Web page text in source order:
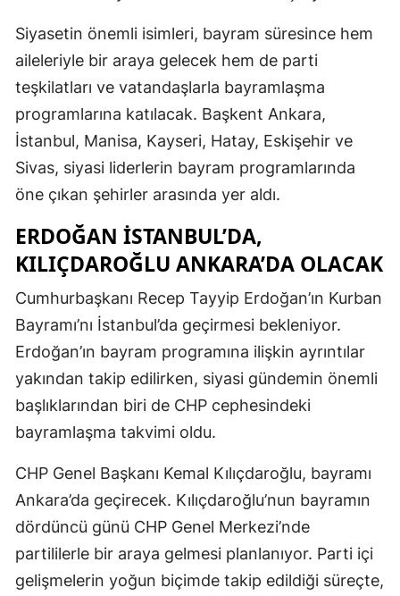
Siyasetin önemli isimleri, bayram süresince hem
aileleriyle bir araya gelecek hem de parti
teşkilatları ve vatandaşlarla bayramlaşma
programlarına katılacak. Başkent Ankara,
İstanbul, Manisa, Kayseri, Hatay, Eskişehir ve
Sivas, siyasi liderlerin bayram programlarında
öne çıkan şehirler arasında yer aldı.
ERDOĞAN İSTANBUL’DA,
KILIÇDAROĞLU ANKARA’DA OLACAK
Cumhurbaşkanı Recep Tayyip Erdoğan’ın Kurban
Bayramı’nı İstanbul’da geçirmesi bekleniyor.
Erdoğan’ın bayram programına ilişkin ayrıntılar
yakından takip edilirken, siyasi gündemin önemli
başlıklarından biri de CHP cephesindeki
bayramlaşma takvimi oldu.
CHP Genel Başkanı Kemal Kılıçdaroğlu, bayramı
Ankara’da geçirecek. Kılıçdaroğlu’nun bayramın
dördüncü günü CHP Genel Merkezi’nde
partililerle bir araya gelmesi planlanıyor. Parti içi
gelişmelerin yoğun biçimde takip edildiği süreçte,